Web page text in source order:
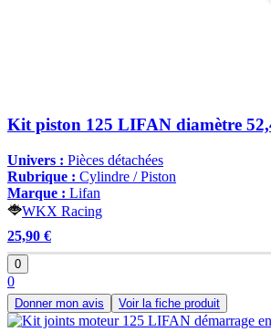
Kit piston 125 LIFAN diamètre
Univers : Pièces détachées
Rubrique : Cylindre / Piston
Marque : Lifan
WKX Racing
25,90 €
0
0
Donner mon avis Voir la fiche produit